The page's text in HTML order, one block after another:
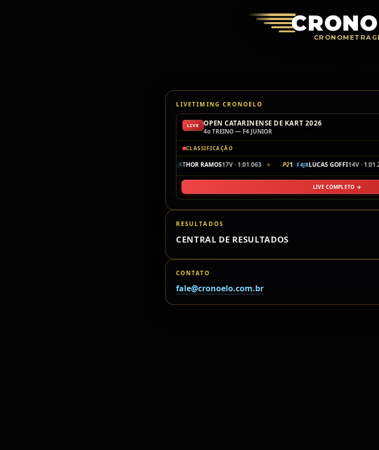
LIVETIMING CRONOELO
LIVE OPEN CATARINENSE DE KART 2026
4o TREINO — F4 JUNIOR
CLASSIFICAÇÃO
F4JRTHOR RAMOS17V · 1:01.063 ◆ P21 F4JRLUCAS GOFFI14V ·
LIVE COMPLETO →
RESULTADOS
CENTRAL DE RESULTADOS
CONTATO
fale@cronoelo.com.br